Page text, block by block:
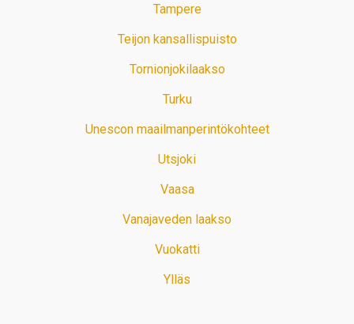
Tampere
Teijon kansallispuisto
Tornionjokilaakso
Turku
Unescon maailmanperintökohteet
Utsjoki
Vaasa
Vanajaveden laakso
Vuokatti
Ylläs